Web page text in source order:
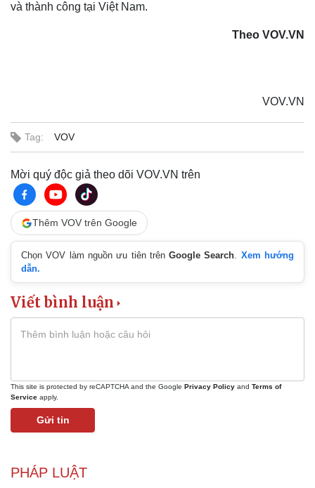
Doanh nghiệp
Thông tin doanh nghiệp
Doanh nghiệp 24h
Doanh nhân
Vì cộng đồng
Tin Công nghệ
Trải nghiệm
và thành công tại Việt Nam.
Theo VOV.VN
VOV.VN
Tag: VOV
Mời quý độc giả theo dõi VOV.VN trên
Thêm VOV trên Google
Chọn VOV làm nguồn ưu tiên trênGoogle Search. Xem hướng
dẫn.
Viết bình luận
This site is protected by reCAPTCHA and the Google Privacy Policy and Terms of
Service apply.
Gửi tin
PHÁP LUẬT